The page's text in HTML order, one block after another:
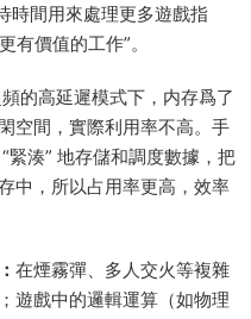
時間用來處理更多遊戲指
有價值的工作”。
頻的高延遲模式下，内存爲了
空間，實際利用率不高。手
緊湊” 地存儲和調度數據，把
中，所以占用率更高，效率
在煙霧彈、多人交火等複雜
遊戲中的邏輯運算（如物理